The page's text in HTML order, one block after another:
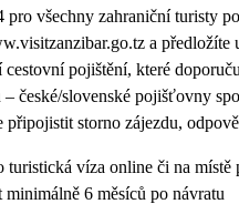
všechny zahraniční turisty
a předložíte
pojištění, které
české/slovenské pojišťovny
storno zájezdu,
turistická víza online či na
6 měsíců po návratu